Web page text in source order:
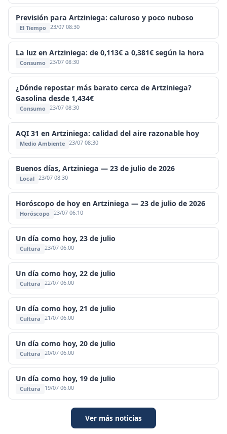
Previsión para Artziniega: caluroso y poco nuboso
El Tiempo 23/07 08:30
La luz en Artziniega: de 0,113€ a 0,381€ según la hora
Consumo 23/07 08:30
¿Dónde repostar más barato cerca de Artziniega?
Gasolina desde 1,434€
Consumo 23/07 08:30
AQI 31 en Artziniega: calidad del aire razonable hoy
Medio Ambiente 23/07 08:30
Buenos días, Artziniega — 23 de julio de 2026
Local 23/07 08:30
Horóscopo de hoy en Artziniega — 23 de julio de 2026
Horóscopo 23/07 06:10
Un día como hoy, 23 de julio
Cultura 23/07 06:00
Un día como hoy, 22 de julio
Cultura 22/07 06:00
Un día como hoy, 21 de julio
Cultura 21/07 06:00
Un día como hoy, 20 de julio
Cultura 20/07 06:00
Un día como hoy, 19 de julio
Cultura 19/07 06:00
Ver más noticias